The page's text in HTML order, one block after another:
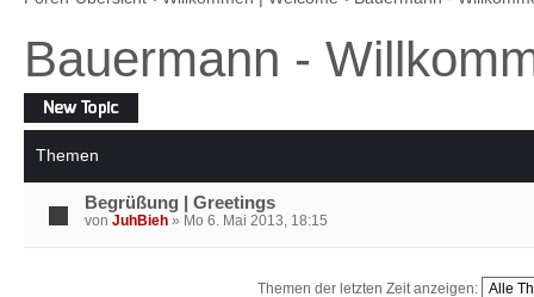
Bauermann -
Neues Thema
erstellen
Themen
Begrüßung | Greetings
von JuhBieh » Mo 6. Mai 2013, 18:15
Themen der letzten Zeit anzeigen: